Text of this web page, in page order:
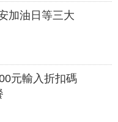
加油日等三大
元輸入折扣碼